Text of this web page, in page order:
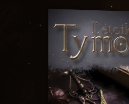
Qui sommes nous ?
Contacte-nous